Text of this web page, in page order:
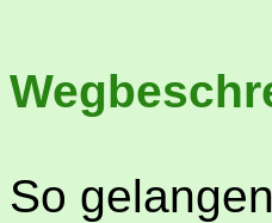
So